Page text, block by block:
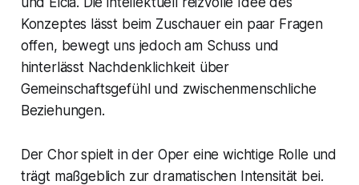
Konzeptes lässt beim Zuschauer ein paar Fragen
offen, bewegt uns jedoch am Schuss und
hinterlässt Nachdenklichkeit über
Gemeinschaftsgefühl und zwischenmenschliche
Beziehungen.
Der Chorspielt in der Oper eine wichtige Rolle und
trägt maßgeblich zur dramatischen Intensität bei.